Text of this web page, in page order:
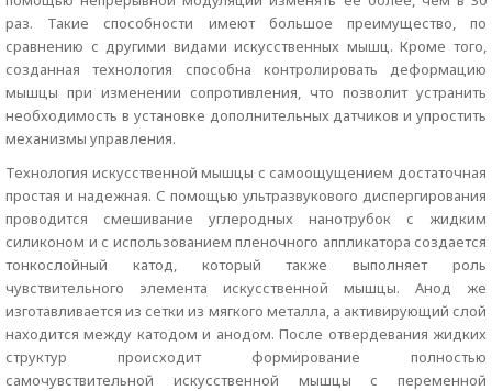
раз. Такие способности имеют большое преимущество, по
сравнению с другими видами искусственных мышц. Кроме того,
созданная технология способна контролировать деформацию
мышцы при изменении сопротивления, что позволит устранить
необходимость в установке дополнительных датчиков и упростить
механизмы управления.
Технология искусственной мышцы с самоощущением достаточная
простая и надежная. С помощью ультразвукового диспергирования
проводится смешивание углеродных нанотрубок с жидким
силиконом и с использованием пленочного аппликатора создается
тонкослойный катод, который также выполняет роль
чувствительного элемента искусственной мышцы. Анод же
изготавливается из сетки из мягкого металла, а активирующий слой
находится между катодом и анодом. После отвердевания жидких
структур происходит формирование полностью
самочувствительной искусственной мышцы с переменной